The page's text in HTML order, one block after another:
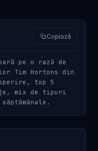
Copiază
pe o rază de
Tim Hortons din
top 5
mix de tipuri